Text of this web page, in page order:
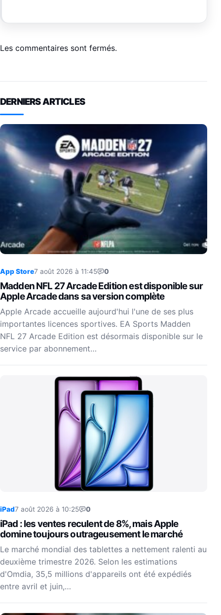
Les commentaires sont fermés.
DERNIERS ARTICLES
App Store7 août 2026 à 11:45 0
Madden NFL 27 Arcade Edition est disponible sur
Apple Arcade dans sa version complète
Apple Arcade accueille aujourd'hui l'une de ses plus
importantes licences sportives. EA Sports Madden
NFL 27 Arcade Edition est désormais disponible sur le
service par abonnement…
iPad7 août 2026 à 10:25 0
iPad : les ventes reculent de 8%, mais Apple
domine toujours outrageusement le marché
Le marché mondial des tablettes a nettement ralenti au
deuxième trimestre 2026. Selon les estimations
d'Omdia, 35,5 millions d'appareils ont été expédiés
entre avril et juin,…